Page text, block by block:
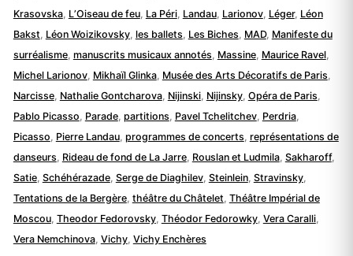
Krasovska, L’Oiseau de feu, La Péri, Landau, Larionov, Léger, Léon
Bakst Léon Woizikovsky, les ballets Les Biches MAD, Manifeste du
surréalisme, manuscrits musicaux annotés Massine, Maurice Ravel,
Michel Larionov, Mikhaïl Glinka, Musée des Arts Décoratifs de Paris
Narcisse, Nathalie Gontcharova, Nijinski, Nijinsky, Opéra de Paris
Pablo Picasso Parade, partitions Pavel Tchelitchev, Perdria,
Picasso Pierre Landau, programmes de concerts représentations de
danseurs Rideau de fond de La Jarre, Rouslan et Ludmila, Sakharoff,
Satie, Schéhérazade, Serge de Diaghilev, Steinlein, Stravinsky,
Tentations de la Bergère, théâtre du Châtelet Théâtre Impérial de
Moscou, Theodor Fedorovsky, Théodor Fedorowky, Vera Caralli,
Vera Nemchinova, Vichy, Vichy Enchères